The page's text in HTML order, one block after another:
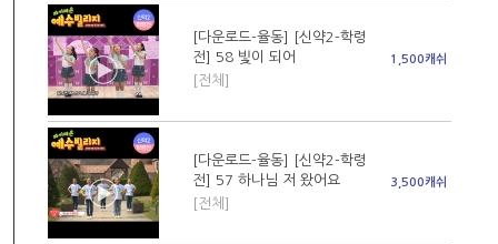
[다운로드-율동] [신약2-학령
전] 58 빛이 되어
[전체]
1,500캐쉬
[다운로드-율동] [신약2-학령
전] 57 하나님 저 왔어요
[전체]
3,500캐쉬